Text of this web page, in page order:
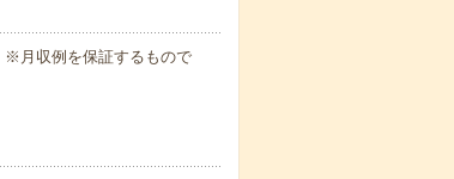
月収例を保証するもので